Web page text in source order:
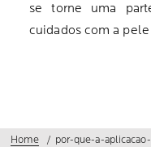
se torne uma
cuidados com a
Home por-que-a-